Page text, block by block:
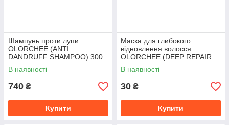
Шампунь проти лупи
OLORCHEE (ANTI
DANDRUFF SHAMPOO) 300
ml
В наявності
740 ₴
Купити
Маска для глибокого
відновлення волосся
OLORCHEE (DEEP REPAIR
HAIR TREATMENT) 10 ml
В наявності
30 ₴
Купити